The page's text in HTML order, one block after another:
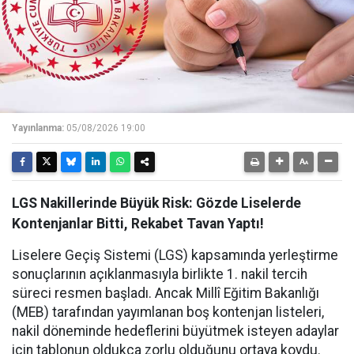
Yayınlanma: 05/08/2026 19:00
LGS Nakillerinde Büyük Risk: Gözde Liselerde
Kontenjanlar Bitti, Rekabet Tavan Yaptı!
Liselere Geçiş Sistemi (LGS) kapsamında yerleştirme
sonuçlarının açıklanmasıyla birlikte 1. nakil tercih
süreci resmen başladı. Ancak Millî Eğitim Bakanlığı
(MEB) tarafından yayımlanan boş kontenjan listeleri,
nakil döneminde hedeflerini büyütmek isteyen adaylar
için tablonun oldukça zorlu olduğunu ortaya koydu.